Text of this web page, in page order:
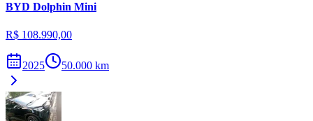
BYD Dolphin Mini
R$ 108.990,00
2025 50.000 km